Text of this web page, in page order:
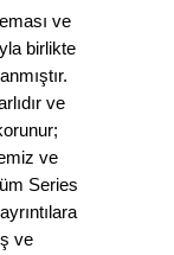
ve
birlikte
ve
ve
Series
ve